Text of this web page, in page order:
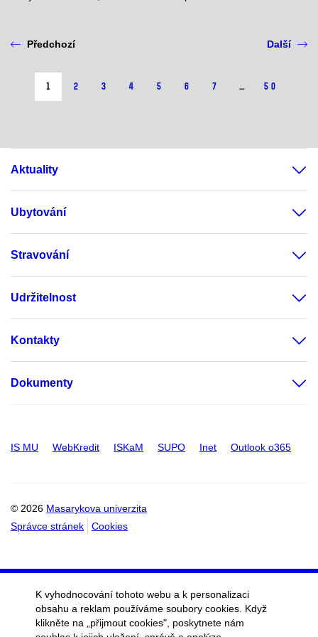
Předchozí
1 2 3 4 5 6 7 … 50
Další
Aktuality
Ubytování
Stravování
Udržitelnost
Kontakty
Dokumenty
IS MU WebKredit ISKaM SUPO Inet Outlook o365
© 2026 Masarykova univerzita
Správce stránek
Cookies
K vyhodnocování tohoto webu a k personalizaci
obsahu a reklam používáme soubory cookies. Když
klikněte na „přijmout cookies", poskytnete nám